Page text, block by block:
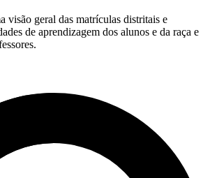
visão geral das matrículas distritais e
de aprendizagem dos alunos e da raça e